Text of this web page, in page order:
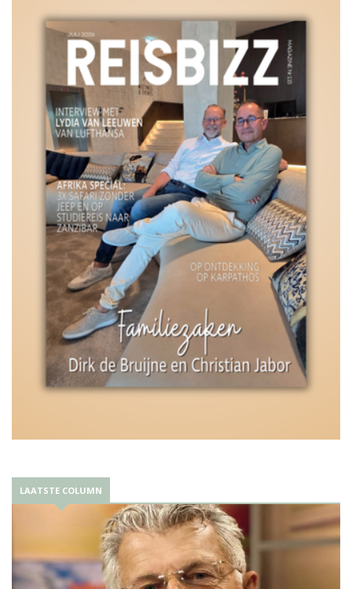
LAATSTE COLUMN